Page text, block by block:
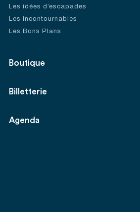
Les idées d’escapades
Les incontournables
Les Bons Plans
Boutique
Billetterie
Agenda